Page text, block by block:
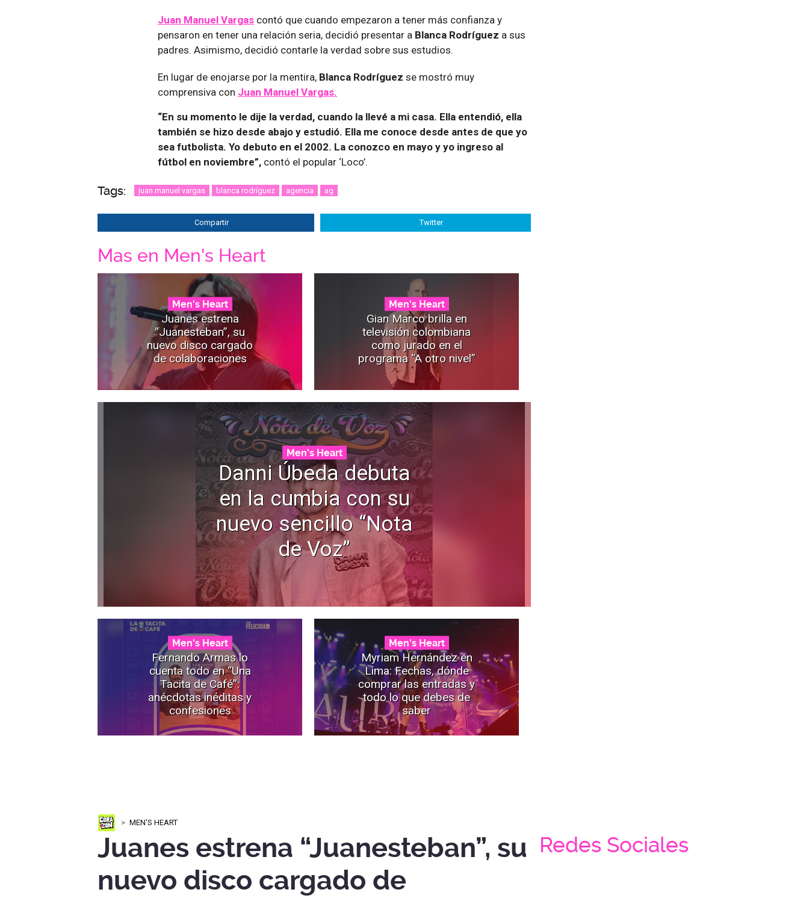
Juan Manuel Vargas contó que cuando empezaron a tener más confianza y
pensaron en tener una relación seria, decidió presentar a Blanca Rodríguez a sus
padres. Asimismo, decidió contarle la verdad sobre sus estudios.
En lugar de enojarse por la mentira, Blanca Rodríguez se mostró muy
comprensiva con Juan Manuel Vargas.
“En su momento le dije la verdad, cuando la llevé a mi casa. Ella entendió, ella
también se hizo desde abajo y estudió. Ella me conoce desde antes de que yo
sea futbolista. Yo debuto en el 2002. La conozco en mayo y yo ingreso al
fútbol en noviembre”, contó el popular ‘Loco’.
Tags: juan manuel vargas blanca rodríguez agencia ag
Compartir Twitter
Mas en Men's Heart
Men's Heart
Juanes estrena
“Juanesteban”, su
nuevo disco cargado
de colaboraciones
Men's Heart
Gian Marco brilla en
televisión colombiana
como jurado en el
programa “A otro nivel”
Men's Heart
Danni Úbeda debuta
en la cumbia con su
nuevo sencillo “Nota
de Voz”
Men's Heart
Fernando Armas lo
cuenta todo en “Una
Tacita de Café”:
anécdotas inéditas y
confesiones
Men's Heart
Myriam Hernández en
Lima: Fechas, dónde
comprar las entradas y
todo lo que debes de
saber
MEN'S HEART
Juanes estrena “Juanesteban”, su
nuevo disco cargado de
Redes Sociales